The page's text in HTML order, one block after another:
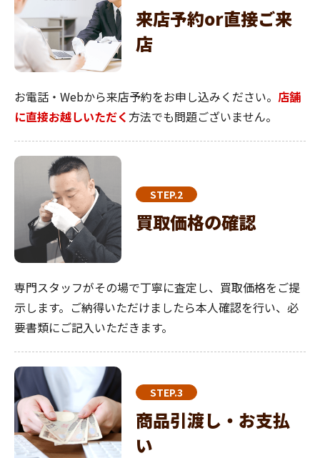
来店予約or直接ご来
店
お電話・Webから来店予約をお申し込みください。 店舗
に直接お越しいただく 方法でも問題ございません。
STEP.2
買取価格の確認
専門スタッフがその場で丁寧に査定し、買取価格をご提
示します。ご納得いただけましたら本人確認を行い、必
要書類にご記入いただきます。
STEP.3
商品引渡し・お支払
い